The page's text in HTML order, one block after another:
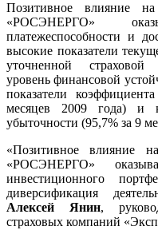
Позитивное влияние
«РОСЭНЕРГО»
платежеспособности и
высокие показатели
уточненной
уровень финансовой
показатели
месяцев 2009 года) и
убыточности (95,7% за 9
«Позитивное влияние
«РОСЭНЕРГО»
инвестиционного
диверсификация
Алексей Янин,
страховых компаний